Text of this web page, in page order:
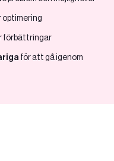
optimering
förbättringar
för att gå igenom